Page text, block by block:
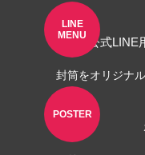
LINE
MENU
公式
封筒をオリジナ
POSTER